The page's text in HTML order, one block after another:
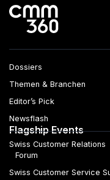
Dossiers
Themen & Branchen
Editor’s Pick
Newsflash
Flagship Events
Swiss Customer Relations
Forum
Swiss Customer Service